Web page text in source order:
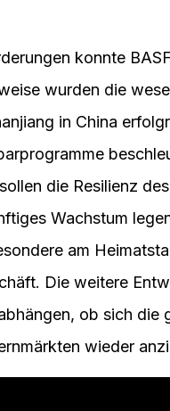
konnte
wurden die
in China
die Resilienz
Wachstum
am
Die weitere
ob sich die
wieder